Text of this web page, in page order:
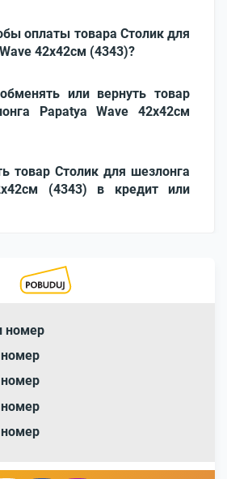
оплаты товара Столик для
42x42см (4343)?
или вернуть товар
Papatya Wave 42x42см
товар Столик для шезлонга
(4343) в кредит или
номер
номер
номер